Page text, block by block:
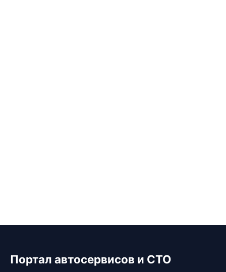
Портал автосервисов и СТО